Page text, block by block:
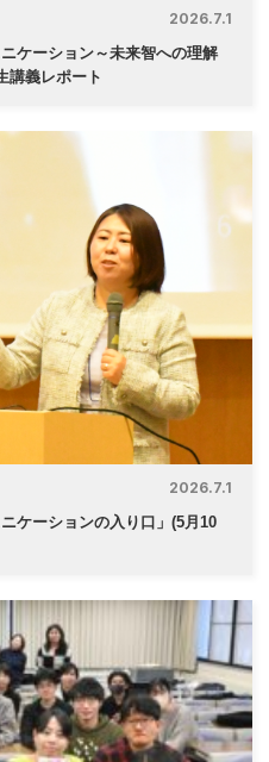
2026.7.1
ケーション～未来智への理解
講義レポート
2026.7.1
ケーションの入り口」(5月10